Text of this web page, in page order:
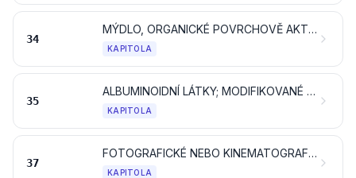
34
MÝDLO, ORGANICKÉ POVRCHOVĚ AKTIVNÍ PROSTŘEDKY, PRACÍ PROSTŘEDKY, MAZACÍ PROSTŘEDKY, UMĚLÉ VOSKY, PŘIPRAVENÉ VOSKY, LEŠTICÍ NEBO CÍDICÍ PŘÍPRAVKY, SVÍČKY A PODOBNÉ VÝROBKY, MODELOVACÍ PASTY, „DENTÁLNÍ VOSKY“ A DENTÁLNÍ PŘÍPRAVKY NA BÁZI SÁDRY
KAPITOLA
35
ALBUMINOIDNÍ LÁTKY; MODIFIKOVANÉ ŠKROBY; KLIHY; ENZYMY
KAPITOLA
37
FOTOGRAFICKÉ NEBO KINEMATOGRAFICKÉ ZBOŽÍ
KAPITOLA